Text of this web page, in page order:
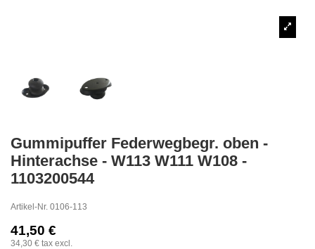
Gummipuffer Federwegbegr. oben -
Hinterachse - W113 W111 W108 -
1103200544
Artikel-Nr. 0106-113
41,50 €
34,30 € tax excl.